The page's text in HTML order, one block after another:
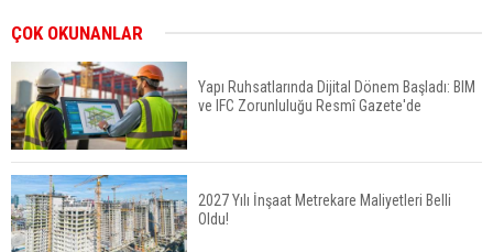
Konut Satışları Güçlü Seyrini Korudu Yabancıya
Satış Geriledi
ABD'de İnşaat Harcamaları Geriledi
ÇOK OKUNANLAR
Yapı Ruhsatlarında Dijital Dönem Başladı: BIM
ve IFC Zorunluluğu Resmî Gazete'de
2027 Yılı İnşaat Metrekare Maliyetleri Belli
Oldu!